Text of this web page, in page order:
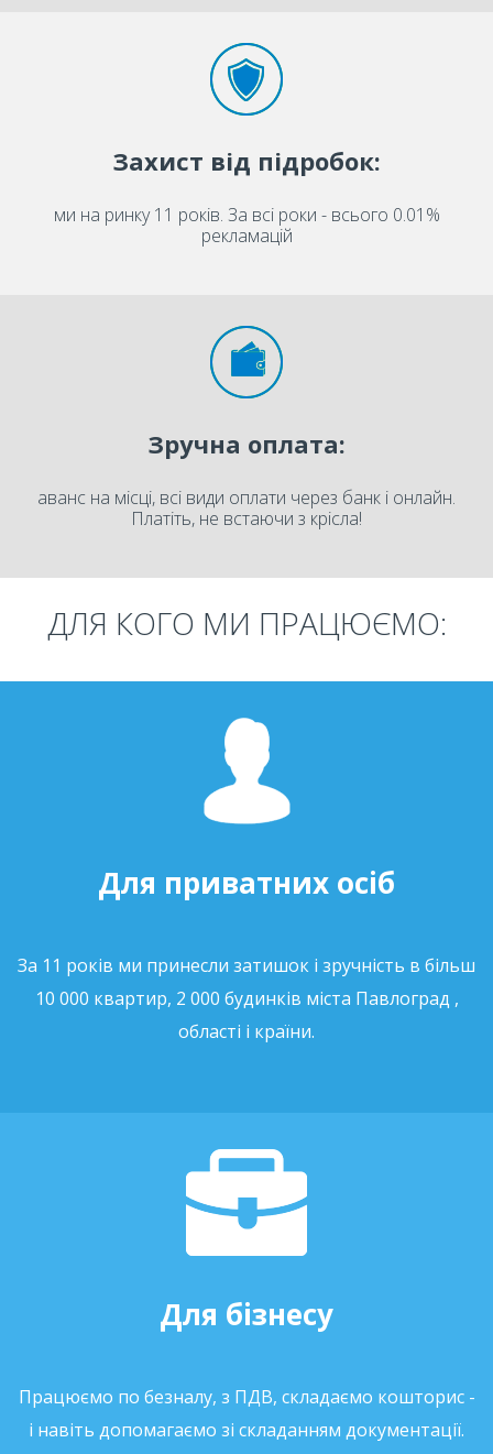
Захист від підробок:
ми на ринку 11 років. За всі роки - всього 0.01%
рекламацій
Зручна оплата:
аванс на місці, всі види оплати через банк і онлайн.
Платіть, не встаючи з крісла!
ДЛЯ КОГО МИ ПРАЦЮЄМО:
Для приватних осіб
За 11 років ми принесли затишок і зручність в більш
10 000 квартир, 2 000 будинків міста Павлоград ,
області і країни.
Для бізнесу
Працюємо по безналу, з ПДВ, складаємо кошторис -
і навіть допомагаємо зі складанням документації.